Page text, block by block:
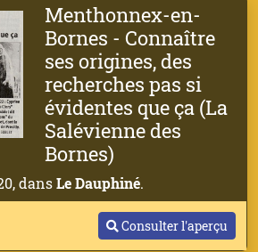
Menthonnex-en-
Bornes - Connaître
ses origines, des
recherches pas si
évidentes que ça (La
Salévienne des
Bornes)
dansLe Dauphiné.
Consulter l'aperçu